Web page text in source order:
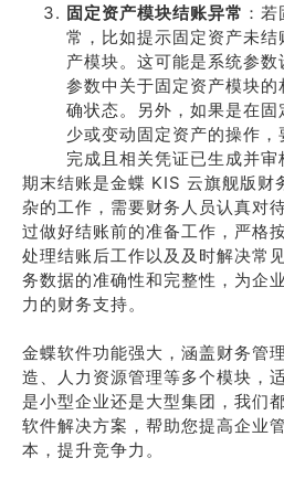
固定资产模块结账异常 ：
常，比如提示固定资产未
产模块。这可能是系统参
参数中关于固定资产模块
确状态。另外，如果是在
少或变动固定资产的操作
完成且相关凭证已生成并审
期末结账是金蝶 KIS 云旗舰版财
杂的工作，需要财务人员认真对
过做好结账前的准备工作，严格
处理结账后工作以及及时解决常
务数据的准确性和完整性，为企
力的财务支持。
金蝶软件功能强大，涵盖财务管
造、人力资源管理等多个模块，
是小型企业还是大型集团，我们
软件解决方案，帮助您提高企业
本，提升竞争力。